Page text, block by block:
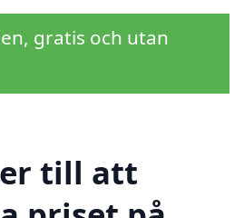
gratis och utan
till att